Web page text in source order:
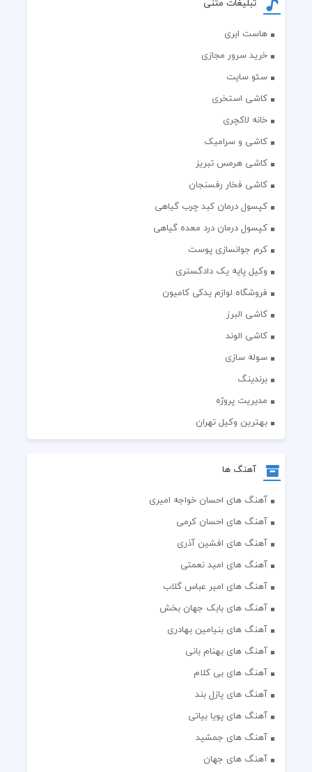
هاست ابری
خرید سرور مجازی
سئو سایت
کاشی استخری
خانه لاکچری
کاشی و سرامیک
کاشی هرمس تبریز
کاشی فخار رفسنجان
کپسول درمان کبد چرب گیاهی
کپسول درمان درد معده گیاهی
کرم جوانسازی پوست
وکیل پایه یک دادگستری
فروشگاه لوازم یدکی کامیون
کاشی البرز
کاشی الوند
سوله سازی
برندینگ
مدیریت پروژه
بهترین وکیل تهران
آهنگ ها
آهنگ های احسان خواجه امیری
آهنگ های احسان کرمی
آهنگ های افشین آذری
آهنگ های امید نعمتی
آهنگ های امیر عباس گلاب
آهنگ های بابک جهان بخش
آهنگ های بنیامین بهادری
آهنگ های بهنام بانی
آهنگ های بی کلام
آهنگ های پازل بند
آهنگ های پویا بیاتی
آهنگ های جمشید
آهنگ های جهان